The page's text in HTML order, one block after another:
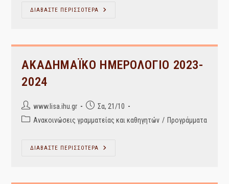
ΔΙΑΒΑΣΤΕ ΠΕΡΙΣΣΟΤΕΡΑ
ΠΡΟΓΡΑΜΜΑ
2024
ΑΚΑΔΗΜΑΪΚΟ ΗΜΕΡΟΛΟΓΙΟ 2023-
2024
Post
author:
www.lisa.ihu.gr
Post
published:
Σα, 21/10
PostΑνακοινώσεις γραμματείας και καθηγητών / Προγράμματα
ΔΙΑΒΑΣΤΕ ΠΕΡΙΣΣΟΤΕΡΑ
ΑΚΑΔΗΜΑΪΚΟ